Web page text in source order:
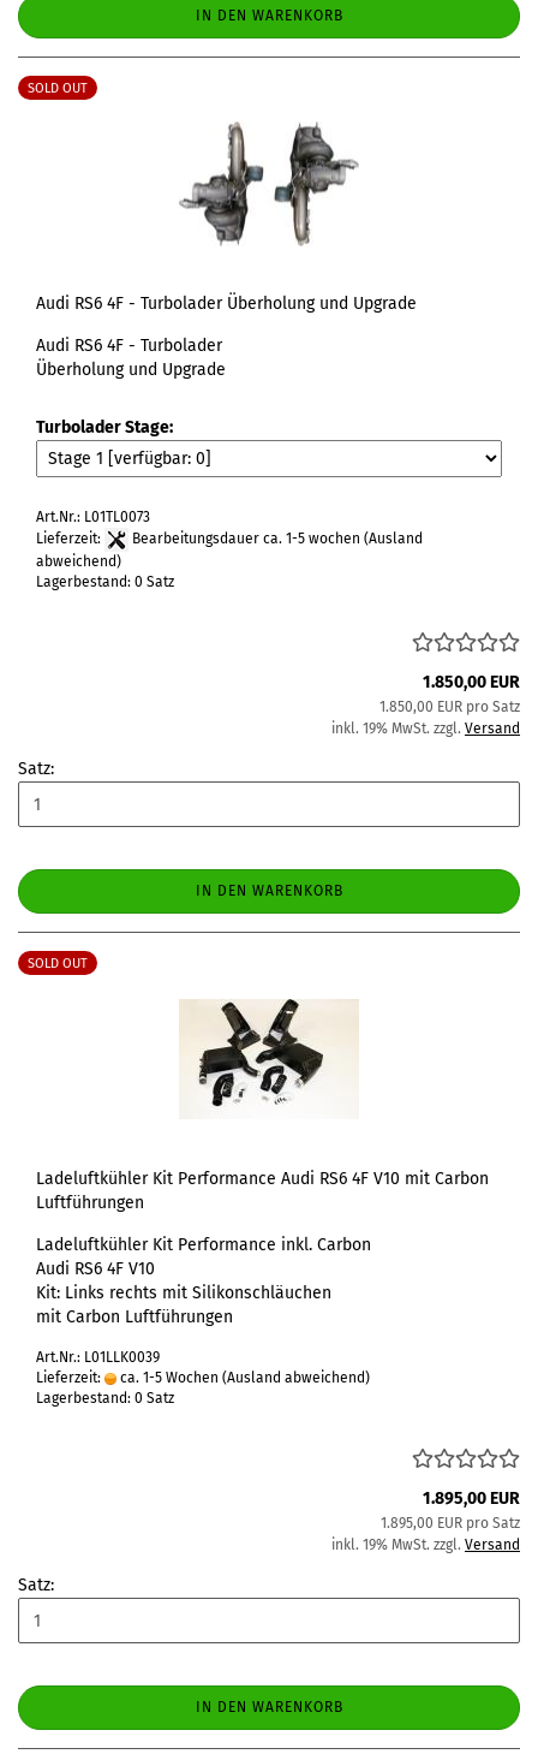
IN DEN WARENKORB
SOLD OUT
Audi RS6 4F - Turbolader Überholung und Upgrade
Audi RS6 4F - Turbolader
Überholung und Upgrade
Turbolader Stage:
Art.Nr.: L01TL0073
Lieferzeit:
Bearbeitungsdauer ca. 1-5 wochen (Ausland
abweichend)
Lagerbestand: 0 Satz
1.850,00 EUR
1.850,00 EUR pro Satz
inkl. 19% MwSt. zzgl. Versand
Satz:
IN DEN WARENKORB
SOLD OUT
Ladeluftkühler Kit Performance Audi RS6 4F V10 mit Carbon
Luftführungen
Ladeluftkühler Kit Performance inkl. Carbon
Audi RS6 4F V10
Kit: Links rechts mit Silikonschläuchen
mit Carbon Luftführungen
Art.Nr.: L01LLK0039
Lieferzeit:
ca. 1-5 Wochen (Ausland abweichend)
Lagerbestand: 0 Satz
1.895,00 EUR
1.895,00 EUR pro Satz
inkl. 19% MwSt. zzgl. Versand
Satz:
IN DEN WARENKORB